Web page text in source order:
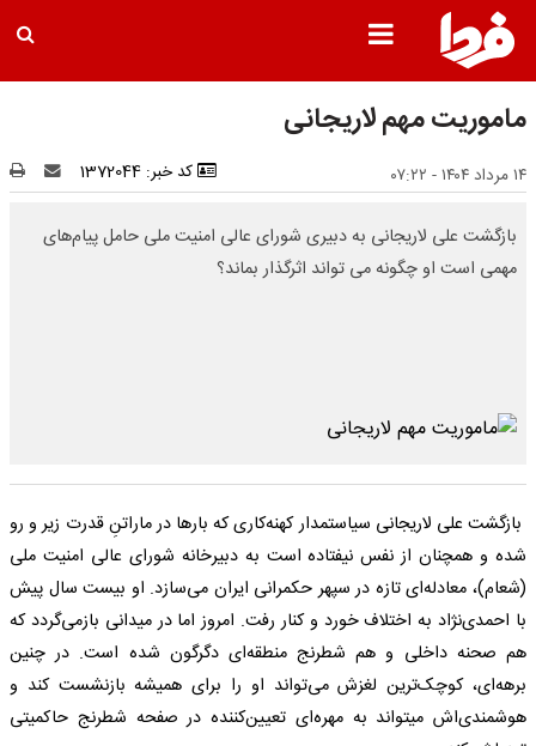
ماموریت مهم لاریجانی
۱۴ مرداد ۱۴۰۴ - ۰۷:۲۲ کد خبر: 1372044
بازگشت علی لاریجانی به دبیری شورای عالی امنیت ملی حامل پیام‌های
مهمی است او چگونه می تواند اثرگذار بماند؟
بازگشت علی لاریجانی سیاستمدار کهنه‌کاری که بارها در ماراتنِ قدرت زیر و رو
شده و همچنان از نفس نیفتاده است به دبیرخانه شورای عالی امنیت ملی
(شعام)، معادله‌ای تازه در سپهر حکمرانی ایران می‌سازد. او بیست سال پیش
با احمدی‌نژاد به اختلاف خورد و کنار رفت. امروز اما در میدانی بازمی‌گردد که
هم صحنه‌ داخلی و هم شطرنج منطقه‌ای دگرگون شده است. در چنین
برهه‌ای، کوچک‌ترین لغزش می‌تواند او را برای همیشه بازنشست کند و
هوشمندی‌اش می‎تواند به مهره‌ای تعیین‌کننده در صفحه‌ شطرنج حاکمیتی